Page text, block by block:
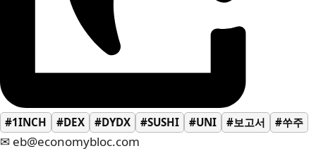
#1INCH #DEX #DYDX #SUSHI #UNI #보고서 #쑤주
✉ eb@economybloc.com